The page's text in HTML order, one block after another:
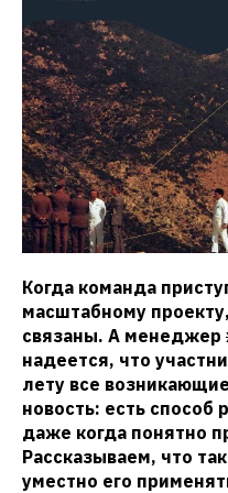
Когда команда
масштабному
связаны. А менеджер
надеется, что
лету все
новость: есть способ
даже когда понятно
Рассказываем, что
уместно его